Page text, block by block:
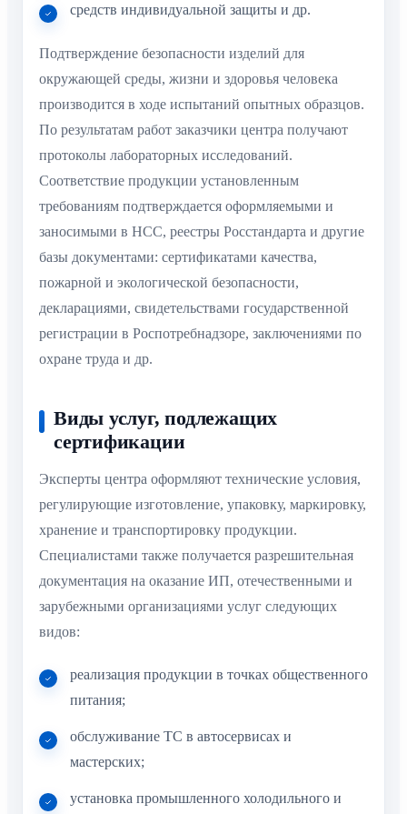
средств индивидуальной защиты и др.
Подтверждение безопасности изделий для
окружающей среды, жизни и здоровья человека
производится в ходе испытаний опытных образцов.
По результатам работ заказчики центра получают
протоколы лабораторных исследований.
Соответствие продукции установленным
требованиям подтверждается оформляемыми и
заносимыми в НСС, реестры Росстандарта и другие
базы документами: сертификатами качества,
пожарной и экологической безопасности,
декларациями, свидетельствами государственной
регистрации в Роспотребнадзоре, заключениями по
охране труда и др.
Виды услуг, подлежащих
сертификации
Эксперты центра оформляют технические условия,
регулирующие изготовление, упаковку, маркировку,
хранение и транспортировку продукции.
Специалистами также получается разрешительная
документация на оказание ИП, отечественными и
зарубежными организациями услуг следующих
видов:
реализация продукции в точках общественного
питания;
обслуживание ТС в автосервисах и
мастерских;
установка промышленного холодильного и